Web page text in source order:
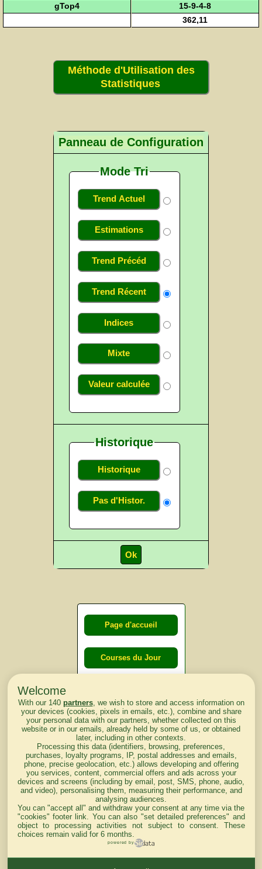
gTop4
15-9-4-8
362,11
Méthode d'Utilisation des
Statistiques
Panneau de Configuration
Mode Tri
Trend Actuel
Estimations
Trend Précéd
Trend Récent
Indices
Mixte
Valeur calculée
Historique
Historique
Pas d'Histor.
Page d'accueil
Courses du Jour
lendemain
Courses
d'aujourd'hui
Haut de Page
Welcome
With our 140 partners, we wish to store and access information on
your devices (cookies, pixels in emails, etc.), combine and share
your personal data with our partners, whether collected on this
website or in our emails, already held by some of us, or obtained
later, including in other contexts.
Processing this data (identifiers, browsing, preferences,
purchases, loyalty programs, IP, postal addresses and emails,
phone, precise geolocation, etc.) allows developing and offering
you services, content, commercial offers and ads across your
devices and screens (including by email, post, SMS, phone, audio,
and video), personalising them, measuring their performance, and
analysing audiences.
You can "accept all" and withdraw your consent at any time via the
"cookies" footer link . You can also "set detailed preferences" and
object to processing activities not subject to consent. These
choices remain valid for 6 months.
powered by